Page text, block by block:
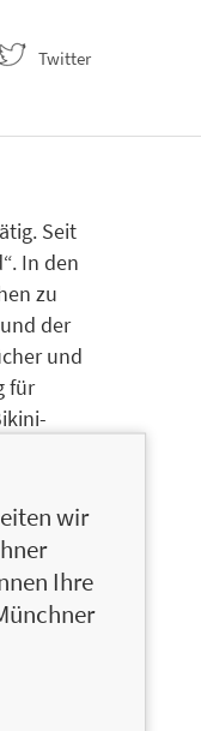
Twitter
Seit
In den
zu
der
und
für
Seit
in den
wir
Ihre